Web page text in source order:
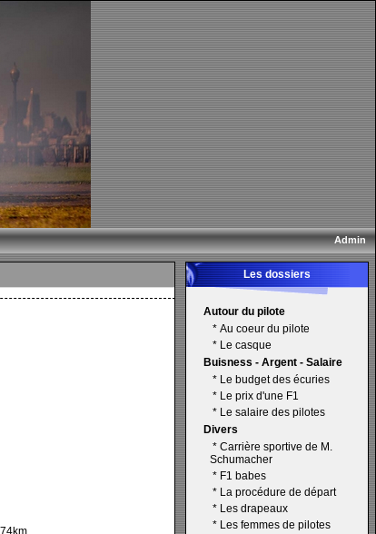
Admin
Les dossiers
Autour du pilote
* Au coeur du pilote
* Le casque
Buisness - Argent - Salaire
* Le budget des écuries
* Le prix d'une F1
* Le salaire des pilotes
Divers
* Carrière sportive de M.
Schumacher
* F1 babes
* La procédure de départ
* Les drapeaux
* Les femmes de pilotes